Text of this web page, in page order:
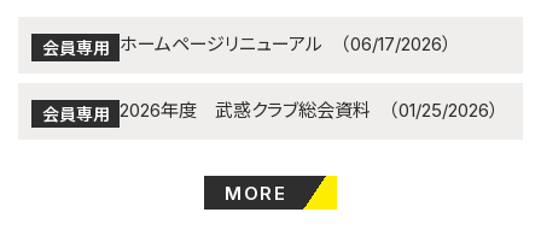
会員専用 ホームページリニューアル （06/17/2026）
会員専用 2026年度 武惑クラブ総会資料 （01/25/2026）
MORE